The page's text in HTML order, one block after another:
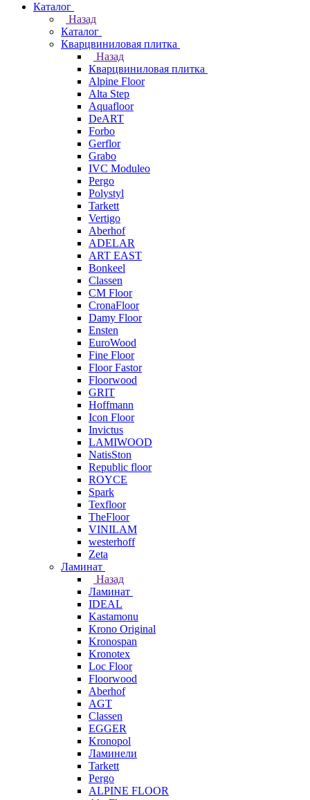
Каталог
Назад
Каталог
Кварцвиниловая плитка
Назад
Кварцвиниловая плитка
Alpine Floor
Alta Step
Aquafloor
DeART
Forbo
Gerflor
Grabo
IVC Moduleo
Pergo
Polystyl
Tarkett
Vertigo
Aberhof
ADELAR
ART EAST
Bonkeel
Classen
CM Floor
CronaFloor
Damy Floor
Ensten
EuroWood
Fine Floor
Floor Fastor
Floorwood
GRIT
Hoffmann
Icon Floor
Invictus
LAMIWOOD
NatisSton
Republic floor
ROYCE
Spark
Texfloor
TheFloor
VINILAM
westerhoff
Zeta
Ламинат
Назад
Ламинат
IDEAL
Kastamonu
Krono Original
Kronospan
Kronotex
Loc Floor
Floorwood
Aberhof
AGT
Classen
EGGER
Kronopol
Ламинели
Tarkett
Pergo
ALPINE FLOOR